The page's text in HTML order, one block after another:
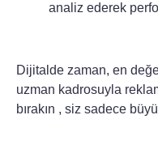
analiz ederek
Dijitalde zaman, en
uzman kadrosuyla
bırakın , siz sadece